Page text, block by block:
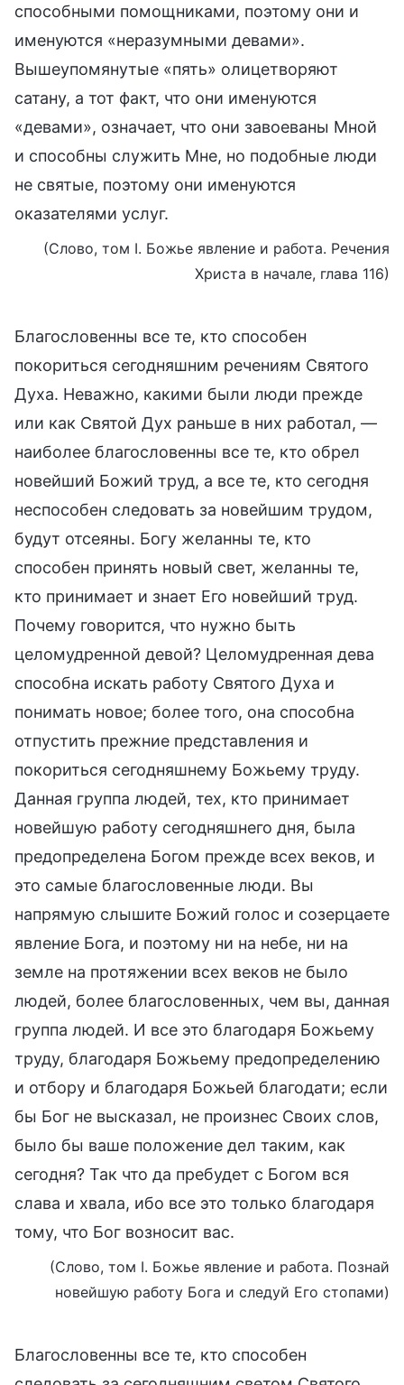
способными помощниками, поэтому они и
именуются «неразумными девами».
Вышеупомянутые «пять» олицетворяют
сатану, а тот факт, что они именуются
«девами», означает, что они завоеваны Мной
и способны служить Мне, но подобные люди
не святые, поэтому они именуются
оказателями услуг.
(Слово, том I. Божье явление и работа. Речения
Христа в начале, глава 116)
Благословенны все те, кто способен
покориться сегодняшним речениям Святого
Духа. Неважно, какими были люди прежде
или как Святой Дух раньше в них работал, —
наиболее благословенны все те, кто обрел
новейший Божий труд, а все те, кто сегодня
неспособен следовать за новейшим трудом,
будут отсеяны. Богу желанны те, кто
способен принять новый свет, желанны те,
кто принимает и знает Его новейший труд.
Почему говорится, что нужно быть
целомудренной девой? Целомудренная дева
способна искать работу Святого Духа и
понимать новое; более того, она способна
отпустить прежние представления и
покориться сегодняшнему Божьему труду.
Данная группа людей, тех, кто принимает
новейшую работу сегодняшнего дня, была
предопределена Богом прежде всех веков, и
это самые благословенные люди. Вы
напрямую слышите Божий голос и созерцаете
явление Бога, и поэтому ни на небе, ни на
земле на протяжении всех веков не было
людей, более благословенных, чем вы, данная
группа людей. И все это благодаря Божьему
труду, благодаря Божьему предопределению
и отбору и благодаря Божьей благодати; если
бы Бог не высказал, не произнес Своих слов,
было бы ваше положение дел таким, как
сегодня? Так что да пребудет с Богом вся
слава и хвала, ибо все это только благодаря
тому, что Бог возносит вас.
(Слово, том I. Божье явление и работа. Познай
новейшую работу Бога и следуй Его стопами)
Благословенны все те, кто способен